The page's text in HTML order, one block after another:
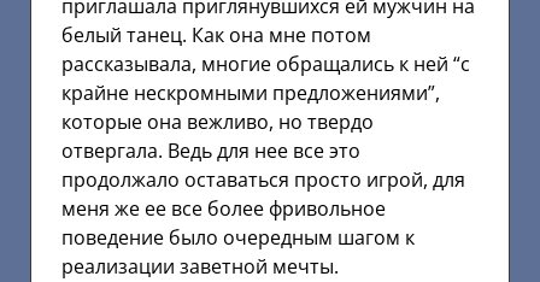
приглашала приглянувшихся ей мужчин на
белый танец. Как она мне потом
рассказывала, многие обращались к ней “с
крайне нескромными предложениями”,
которые она вежливо, но твердо
отвергала. Ведь для нее все это
продолжало оставаться просто игрой, для
меня же ее все более фривольное
поведение было очередным шагом к
реализации заветной мечты.